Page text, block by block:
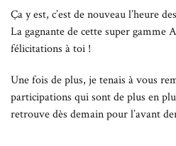
Ça y est, c’est de nouveau l’heure
La gagnante de cette super gamme
félicitations à toi !
Une fois de plus, je tenais à vous
participations qui sont de plus en
retrouve dès demain pour l’avant